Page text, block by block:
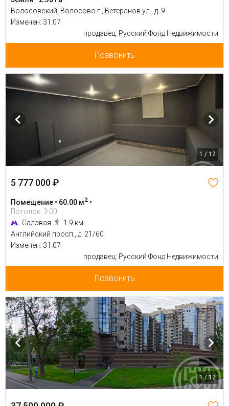
Волосовский, Волосово г., Ветеранов ул., д. 9
Изменен: 31.07
продавец: Русский Фонд Недвижимости
Позвонить
1 / 12
5 777 000 ₽
Помещение • 60.00 м2 •
Потолок: 3.00
Садовая
1.9 км
Английский просп., д. 21/60
Изменен: 31.07
продавец: Русский Фонд Недвижимости
Позвонить
1 / 12